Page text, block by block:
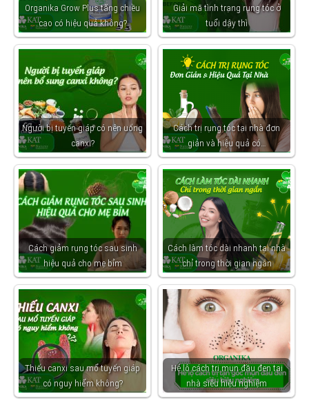
Organika Grow Plus tăng chiều
cao có hiệu quả không?
Giải mã tình trạng rụng tóc ở
tuổi dậy thì
Người bị tuyến giáp có nên uống
canxi?
Cách trị rụng tóc tại nhà đơn
giản và hiệu quả có…
Cách giảm rụng tóc sau sinh
hiệu quả cho mẹ bỉm
Cách làm tóc dài nhanh tại nhà
chỉ trong thời gian ngắn
Thiếu canxi sau mổ tuyến giáp
có nguy hiểm không?
Hé lộ cách trị mụn đầu đen tại
nhà siêu hiệu nghiệm